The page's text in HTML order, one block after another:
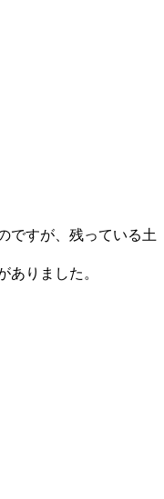
ですが、残っている土
ありました。